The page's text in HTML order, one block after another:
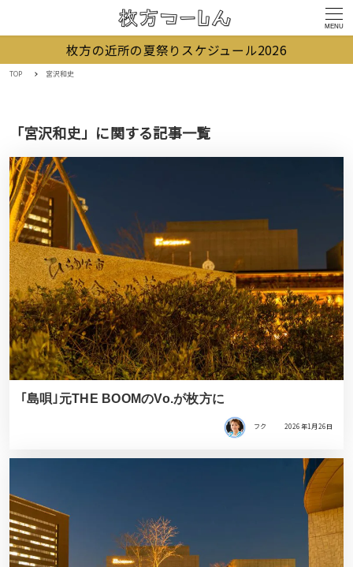
MENU
枚方の近所の夏祭りスケジュール2026
TOP 宮沢和史
「宮沢和史」に関する記事一覧
｢島唄｣元THE BOOMのVo.が枚方に
フク 2026年1月26日